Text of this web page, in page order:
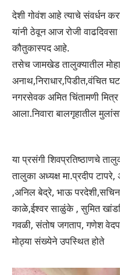
देशी गोवंश आहे त्याचे संवर्धन
यांनी ठेवून आज रोजी वाढदिवसा
कौतुकास्पद आहे.
तसेच जामखेड तालुक्यातील
अनाथ,निराधार,पिडीत,वंचित
नगरसेवक अमित चिंतामणी मित्र
आला.निवारा बालगृहातील
या प्रसंगी शिवप्रतिष्ठाणचे
तालुका अध्यक्ष मा.प्रदीप
,अनिल बेद्रे, भाऊ
काळे,ईश्वर साळुंके , सुमित
गवळी, संतोष जगताप, गणेश
मोठ्या संख्येने उपस्थित होते